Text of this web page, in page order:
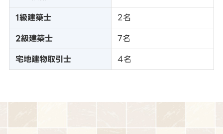
1級建築士 2名
2級建築士 7名
宅地建物取引士 4名